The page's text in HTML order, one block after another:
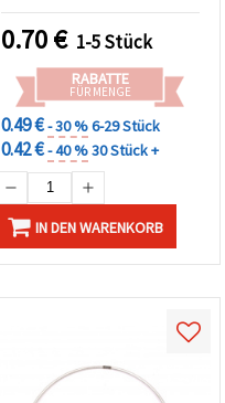
0.70€ 1-5 Stück
RABATTE
FÜR MENGE
0.49 €- 30 %6-29 Stück
0.42 €- 40 %30 Stück +
IN DEN WARENKORB